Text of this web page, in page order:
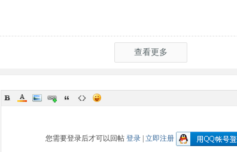
查看更多
您需要登录后才可以回帖 登录 立即注册